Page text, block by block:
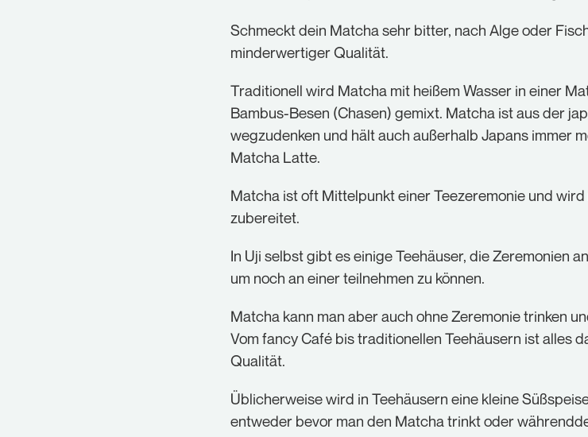
Schmeckt dein Matcha sehr bitter, nach Alge oder
minderwertiger Qualität.
Traditionell wird Matcha mit heißem Wasser in einer
Bambus-Besen (Chasen) gemixt. Matcha ist aus der
wegzudenken und hält auch außerhalb Japans immer
Matcha Latte.
Matcha ist oft Mittelpunkt einer Teezeremonie und
zubereitet.
In Uji selbst gibt es einige Teehäuser, die Zeremonien
um noch an einer teilnehmen zu können.
Matcha kann man aber auch ohne Zeremonie trinken
Vom fancy Café bis traditionellen Teehäusern ist alles
Qualität.
Üblicherweise wird in Teehäusern eine kleine
entweder bevor man den Matcha trinkt oder